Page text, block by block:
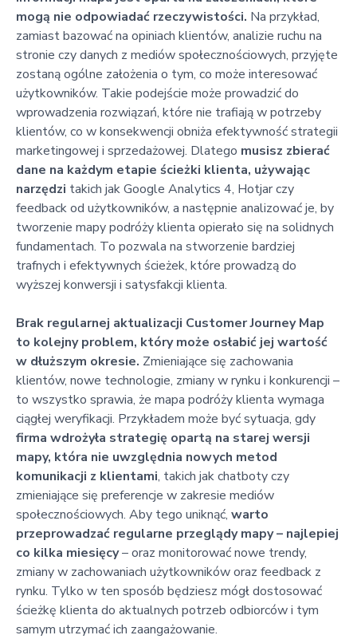
mogą nie odpowiadać rzeczywistości. Na przykład,
zamiast bazować na opiniach klientów, analizie ruchu na
stronie czy danych z mediów społecznościowych, przyjęte
zostaną ogólne założenia o tym, co może interesować
użytkowników. Takie podejście może prowadzić do
wprowadzenia rozwiązań, które nie trafiają w potrzeby
klientów, co w konsekwencji obniża efektywność strategii
marketingowej i sprzedażowej. Dlatego musisz zbierać
dane na każdym etapie ścieżki klienta, używając
narzędzi takich jak Google Analytics 4, Hotjar czy
feedback od użytkowników, a następnie analizować je, by
tworzenie mapy podróży klienta opierało się na solidnych
fundamentach. To pozwala na stworzenie bardziej
trafnych i efektywnych ścieżek, które prowadzą do
wyższej konwersji i satysfakcji klienta.
Brak regularnej aktualizacji Customer Journey Map
to kolejny problem, który może osłabić jej wartość
w dłuższym okresie. Zmieniające się zachowania
klientów, nowe technologie, zmiany w rynku i konkurencji –
to wszystko sprawia, że mapa podróży klienta wymaga
ciągłej weryfikacji. Przykładem może być sytuacja, gdy
firma wdrożyła strategię opartą na starej wersji
mapy, która nie uwzględnia nowych metod
komunikacji z klientami, takich jak chatboty czy
zmieniające się preferencje w zakresie mediów
społecznościowych. Aby tego uniknąć, warto
przeprowadzać regularne przeglądy mapy – najlepiej
co kilka miesięcy– oraz monitorować nowe trendy,
zmiany w zachowaniach użytkowników oraz feedback z
rynku. Tylko w ten sposób będziesz mógł dostosować
ścieżkę klienta do aktualnych potrzeb odbiorców i tym
samym utrzymać ich zaangażowanie.